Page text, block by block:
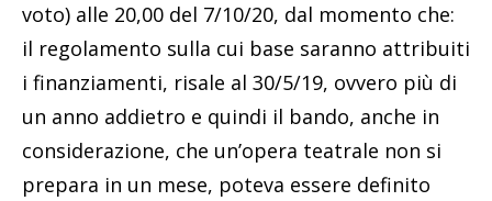
voto) alle 20,00 del 7/10/20, dal momento che:
il regolamento sulla cui base saranno attribuiti
i finanziamenti, risale al 30/5/19, ovvero più di
un anno addietro e quindi il bando, anche in
considerazione, che un’opera teatrale non si
prepara in un mese, poteva essere definito